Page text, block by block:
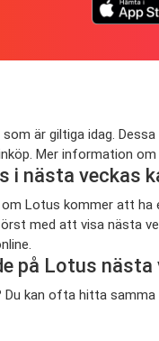
är giltiga idag.
Mer information
i nästa veckas
Lotus kommer att
med att visa nästa
på Lotus nästa
kan ofta hitta